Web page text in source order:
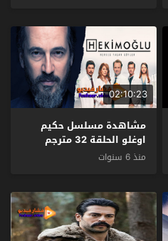
02:10:23
مشاهدة مسلسل حكيم
اوغلو الحلقة 32 مترجم
منذ 6 سنوات